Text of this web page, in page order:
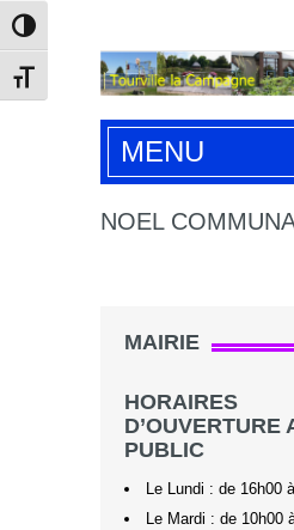
Passer en contraste élevé
Changer la taille de la police
MENU
NOEL
MAIRIE
HORAIRES
D’OUVERTURE
PUBLIC
Le Lundi : de 16h00
Le Mardi : de 10h00